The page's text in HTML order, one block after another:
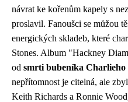
návrat ke kořenům kapely s
proslavil. Fanoušci se můžou
energických skladeb, které
Stones. Album "Hackney
od smrti bubeníka Charlieho
nepřítomnost je citelná, ale
Keith Richards a Ronnie